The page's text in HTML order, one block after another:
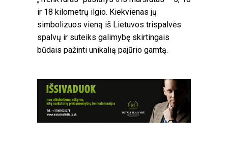
ir 18 kilometrų ilgio. Kiekvienas jų
simbolizuos vieną iš Lietuvos trispalvės
spalvų ir suteiks galimybę skirtingais
būdais pažinti unikalią pajūrio gamtą.